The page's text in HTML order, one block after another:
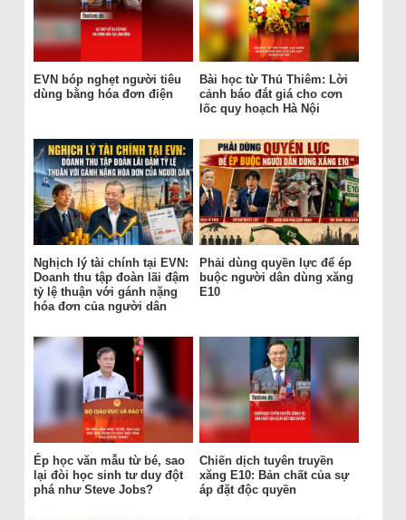
EVN bóp nghẹt người tiêu
dùng bằng hóa đơn điện
Bài học từ Thủ Thiêm: Lời
cảnh báo đắt giá cho cơn
lốc quy hoạch Hà Nội
Nghịch lý tài chính tại EVN:
Doanh thu tập đoàn lãi đậm
tỷ lệ thuận với gánh nặng
hóa đơn của người dân
Phải dùng quyền lực để ép
buộc người dân dùng xăng
E10
Ép học văn mẫu từ bé, sao
lại đòi học sinh tư duy đột
phá như Steve Jobs?
Chiến dịch tuyên truyền
xăng E10: Bản chất của sự
áp đặt độc quyền